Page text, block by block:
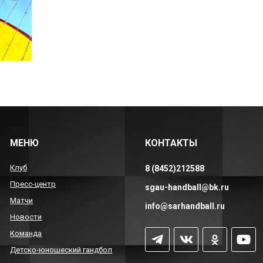
МЕНЮ
Клуб
Пресс-центр
Матчи
Новости
Команда
Детско-юношеский гандбол
КОНТАКТЫ
8 (8452)212588
sgau-handball@bk.ru
info@sarhandball.ru